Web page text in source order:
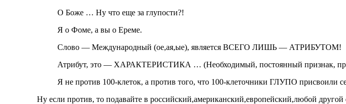
О Боже … Ну что еще за глупости?!
Я о Фоме, а вы о Ереме.
Слово — Международный (ое,ая,ые), является ВСЕГО ЛИШЬ — АТРИБУТОМ!
Атрибут, это — ХАРАКТЕРИСТИКА … (Необходимый, постоянный признак,
Я не против 100-клеток, а против того, что 100-клеточники ГЛУПО
Ну если против, то подавайте в российский,американский,европейский,любой